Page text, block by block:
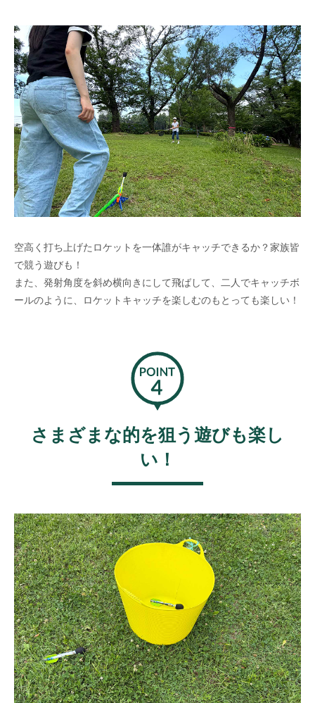
空高く打ち上げたロケットを一体誰がキャッチできるか？家族皆
で競う遊びも！
また、発射角度を斜め横向きにして飛ばして、二人でキャッチボ
ールのように、ロケットキャッチを楽しむのもとっても楽しい！
さまざまな的を狙う遊びも楽し
い！